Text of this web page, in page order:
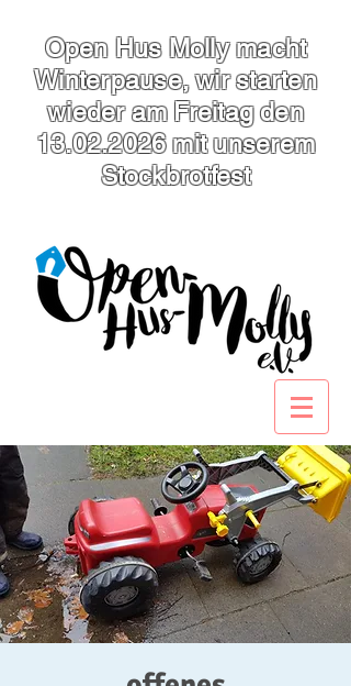
Open Hus Molly macht
Winterpause, wir starten
wieder am Freitag den
13.02.2026mit unserem
Stockbrotfest